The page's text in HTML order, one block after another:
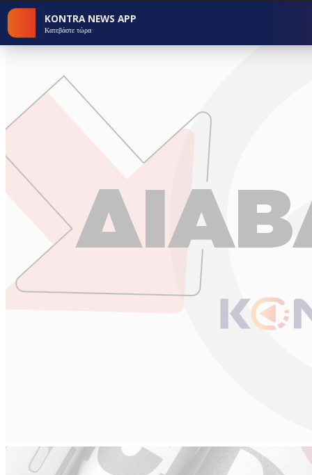
KONTRA NEWS APP
Κατεβάστε τώρα